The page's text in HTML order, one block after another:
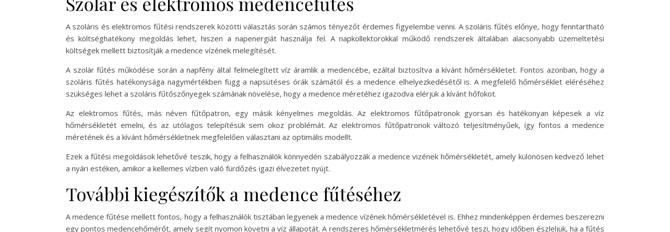
A szoláris és elektromos fűtési rendszerek közötti választás során számos tényezőt érdemes figyelembe venni. A szoláris fűtés előnye, hogy fenntartható
és költséghatékony megoldás lehet, hiszen a napenergiát használja fel. A napkollektorokkal működő rendszerek általában alacsonyabb üzemeltetési
költségek mellett biztosítják a medence vízének melegítését.
A szolár fűtés működése során a napfény által felmelegített víz áramlik a medencébe, ezáltal biztosítva a kívánt hőmérsékletet. Fontos azonban, hogy a
szoláris fűtés hatékonysága nagymértékben függ a napsütéses órák számától és a medence elhelyezkedésétől is. A megfelelő hőmérséklet eléréséhez
szükséges lehet a szoláris fűtőszőnyegek számának növelése, hogy a medence méretéhez igazodva elérjük a kívánt hőfokot.
Az elektromos fűtés, más néven fűtőpatron, egy másik kényelmes megoldás. Az elektromos fűtőpatronok gyorsan és hatékonyan képesek a víz
hőmérsékletét emelni, és az utólagos telepítésük sem okoz problémát. Az elektromos fűtőpatronok változó teljesítményűek, így fontos a medence
méretének és a kívánt hőmérsékletnek megfelelően választani az optimális modellt.
Ezek a fűtési megoldások lehetővé teszik, hogy a felhasználók könnyedén szabályozzák a medence vizének hőmérsékletét, amely különösen kedvező lehet
a nyári estéken, amikor a kellemes vízben való fürdőzés igazi élvezetet nyújt.
További kiegészítők a medence fűtéséhez
A medence fűtése mellett fontos, hogy a felhasználók tisztában legyenek a medence vízének hőmérsékletével is. Ehhez mindenképpen érdemes beszerezni
egy pontos medencehőmérőt, amely segít nyomon követni a víz állapotát. A rendszeres hőmérsékletmérés lehetővé teszi, hogy időben észleljük, ha a fűtés